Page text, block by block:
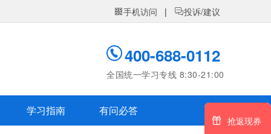
手机访问 | 投诉/建议
400-688-0112
全国统一学习专线 8:30-21:00
学习指南 有问必答
 抢返现券